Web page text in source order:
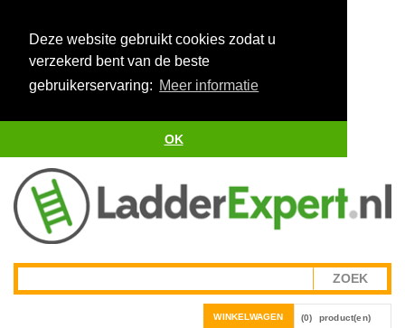
Deze website gebruikt cookies zodat u
verzekerd bent van de beste
gebruikerservaring: Meer informatie
OK
WINKELWAGEN (0) product(en)